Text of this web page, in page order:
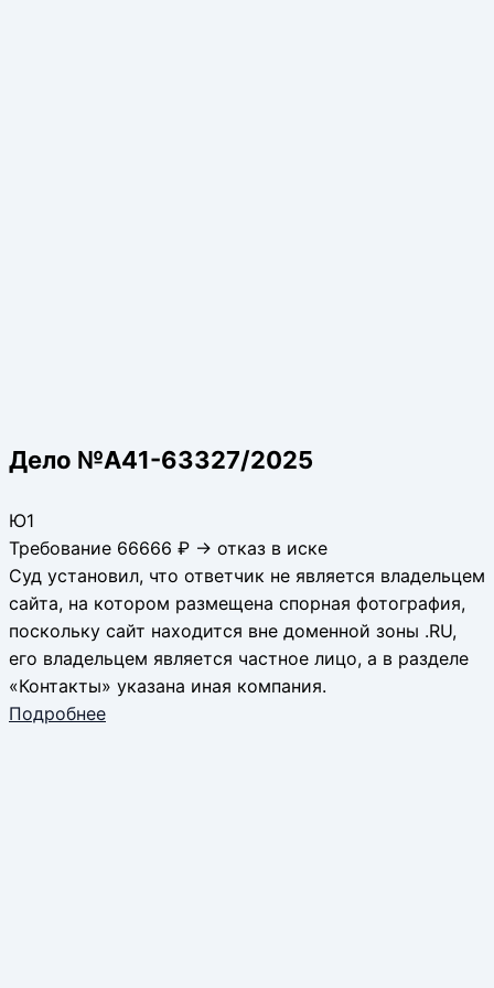
Дело №А41-63327/2025
Ю1
Требование 66666 ₽ → отказ в иске
Суд установил, что ответчик не является владельцем
сайта, на котором размещена спорная фотография,
поскольку сайт находится вне доменной зоны .RU,
его владельцем является частное лицо, а в разделе
«Контакты» указана иная компания.
Подробнее